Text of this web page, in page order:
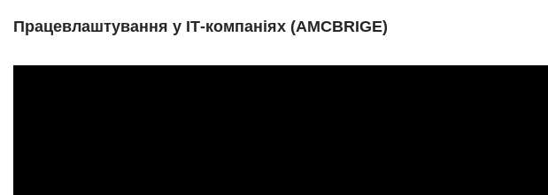
Працевлаштування у ІТ-компаніях (AMCBRIGE)